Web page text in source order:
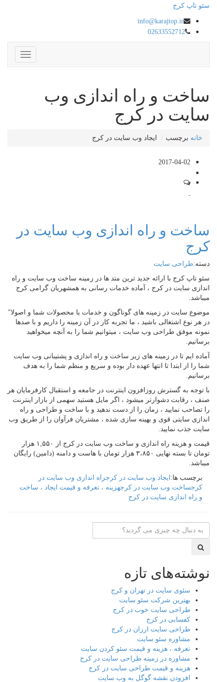
سئو تاپ کرج
info@karajtop.ir
02633552712
ناوبری
ساخت و راه اندازی وب
سایت در کرج
خانه برچسب ایجاد وب سایت در کرج
2017-04-02
-
ساخت و راه اندازی وب سایت در
کرج
دسته:طراحی سایت
سئو تاپ کرج با ارائه جدید ترین متد ها در زمینه ساخت وب سایت و راه
اندازی سایت در کرج ، آماده خدمات رسانی به همشهریان گرامی کرج
میباشد.
موضوع سایت در زمینه های گوناگون و خدمات یا محصولات شما و اصولا”
در هر نوع اشتغالی باشید ، ما تجربه کار در آن زمینه را داریم و با صدها
نمونه موفق طراحی وب سایت ، میتوانیم شما را به آنچه میخواهید
برسانیم.
آماده ایم تا در زمینه های زیر ساخت و راه اندازی و پشتیبانی وب سایت
شما را از ابتدا تا انتها عهده دار بوده و سریع و منظم شما را به هدف
برسانیم.
با توجه به گسترش روزافزون اینترنت در جامعه و استقبال کارفرمایان هر
صنف ، رقابت دشوارتر میشود ، اگر مایل هستید سهمی از بازار اینترنت
را تصاحب نمایید ، زمان را از دست ندهید و با ساخت و طراحی و راه
اندازی سایتی قوی و بهینه سازی شده ، مشتریان فرآوان را از طریق وب
سایت جذب نمایید.
قیمت و هزینه راه اندازی و ساخت وب سایت در کرج از ۱,۵۵۰ هزار
تومان تا بسته نهایی ۳،۸۵۰ هزار تومان با هاست و دامنه (دامین) رایگان
میباشد.
برچسب ها: ایجاد وب سایت در کرجراه اندازی وب سایت در
کرجساخت وب سایت در کرجهزینه ، تعرفه و قیمت ایجاد ، ساخت
و راه اندازی سایت در کرج
نوشته‌های تازه
سئوی سایت در تهران و کرج
بهترین شرکت سئو سایت
طراحی سایت خوب در کرج
کفسابی در کرج
طراحی سایت ارزان در کرج
مشاوره سئو سایت
تعرفه ، هزینه و قیمت سئو کردن سایت
مشاوره در زمینه طراحی سایت در کرج
هزینه و قیمت طراحی سایت در کرج
افزودن نقشه گوگل به وب سایت